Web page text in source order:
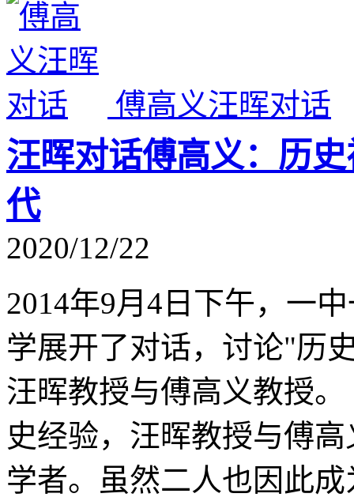
傅高义汪晖对话
汪晖对话傅高义：历
代
2020/12/22
2014年9月4日下午，一
学展开了对话，讨论"历
汪晖教授与傅高义教授
史经验，汪晖教授与傅
学者。虽然二人也因此